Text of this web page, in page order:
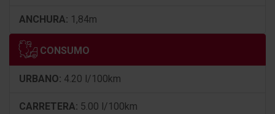
ANCHURA: 1,84m
CONSUMO
URBANO: 4.20 l/100km
CARRETERA: 5.00 l/100km